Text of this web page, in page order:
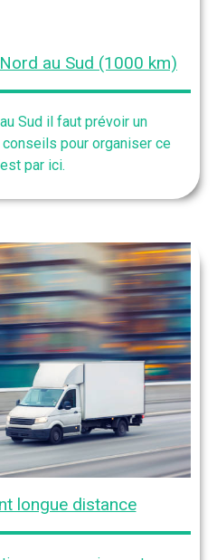
au Sud (1000 km)
Sud il faut prévoir un
pour organiser ce
par ici.
longue distance